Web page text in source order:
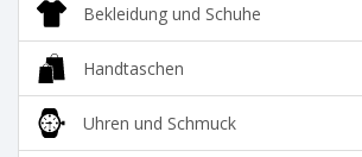
Bekleidung und Schuhe
Handtaschen
Uhren und Schmuck